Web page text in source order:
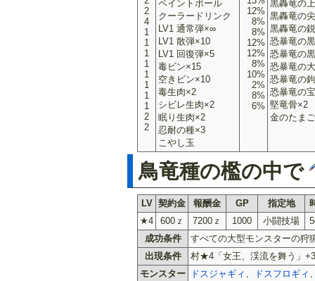
2
4
1
1
1
1
1
1
1
1
2
2
ペイントボール
クーラードリンク
LV1 通常弾×∞
LV1 散弾×10
LV1 回復弾×5
毒ビン×15
空きビン×10
毒生肉×2
シビレ生肉×2
眠り生肉×2
忍耐の種×3
こやし玉
12%
8%
8%
12%
12%
8%
10%
2%
8%
6%
黒轟竜の
黒轟竜の
黒轟竜の
恐暴竜の
恐暴竜の
恐暴竜の
恐暴竜の
恐暴竜の
堅竜骨×2
金のたまご
鳥竜種の檻の中で
LV 契約金 報酬金 GP 指定地
★4
600ｚ 7200ｚ 1000 小闘技場
成功条件
すべての大型モンスターの狩
出現条件
村★4「女王、渓流を舞う」
モンスター
ドスジャギィ ドスフロギィ